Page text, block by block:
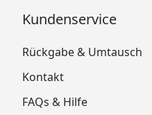
Kundenservice
Rückgabe & Umtausch
Kontakt
FAQs & Hilfe